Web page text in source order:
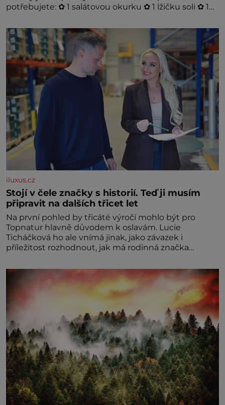
potřebujete: ✿ 1 salátovou okurku ✿ 1 lžičku soli ✿ 1
rýžového octa ✿ 1 lžičku sezamového oleje ✿ 1 lžičku
chilli ✿ 1 lžičku cukru ✿ 1 jarní cibulku ✿ 1 lžíci
sezamových semínek
iluxus.cz
Stojí v čele značky s historií. Teď ji musím
připravit na dalších třicet let
Na první pohled by třicáté výročí mohlo být pro
Topnatur hlavně důvodem k oslavám. Lucie
Ticháčková ho ale vnímá jinak, jako závazek i
příležitost rozhodnout, jak má rodinná značka